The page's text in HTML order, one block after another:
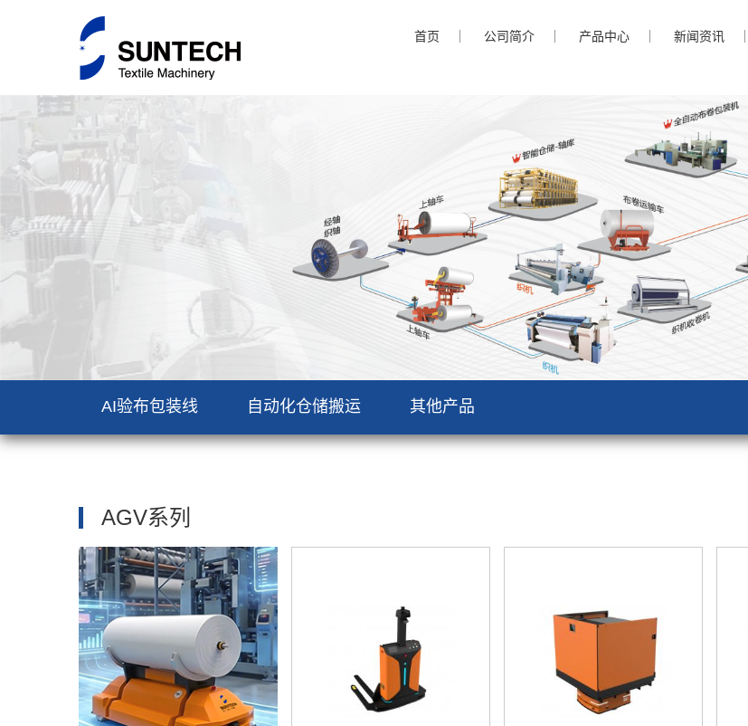
首页 公司简介 产品中心 新闻资讯
AI验布包装线 自动化仓储搬运 其他产品
AGV系列